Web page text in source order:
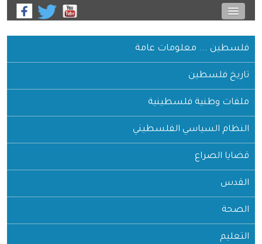
فلسطين ... معلومات عامة
تاريخ فلسطين
ملفات وطنية فلسطينية
النظام السياسي الفلسطيني
قضايا الصراع
القدس
الصحة
التعليم